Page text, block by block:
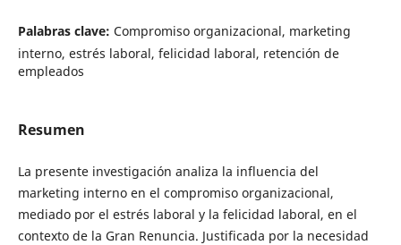
Palabras clave: Compromiso organizacional, marketing
interno, estrés laboral, felicidad laboral, retención de
empleados
Resumen
La presente investigación analiza la influencia del
marketing interno en el compromiso organizacional,
mediado por el estrés laboral y la felicidad laboral, en el
contexto de la Gran Renuncia. Justificada por la necesidad